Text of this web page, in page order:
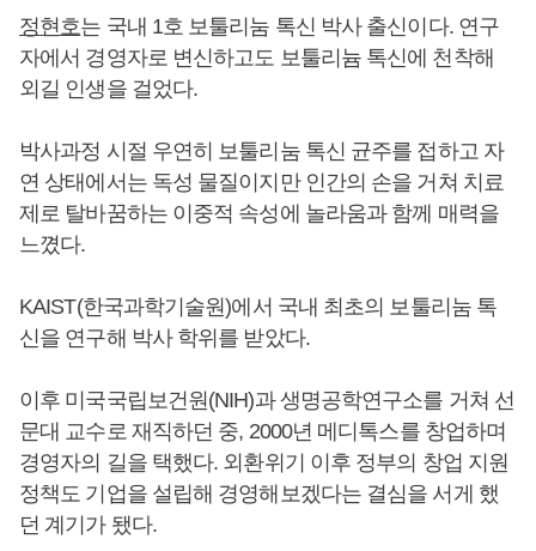
정현호는 국내 1호 보툴리눔 톡신 박사 출신이다. 연구
자에서 경영자로 변신하고도 보툴리늄 톡신에 천착해
외길 인생을 걸었다.
박사과정 시절 우연히 보툴리눔 톡신 균주를 접하고 자
연 상태에서는 독성 물질이지만 인간의 손을 거쳐 치료
제로 탈바꿈하는 이중적 속성에 놀라움과 함께 매력을
느꼈다.
KAIST(한국과학기술원)에서 국내 최초의 보툴리눔 톡
신을 연구해 박사 학위를 받았다.
이후 미국국립보건원(NIH)과 생명공학연구소를 거쳐 선
문대 교수로 재직하던 중, 2000년 메디톡스를 창업하며
경영자의 길을 택했다. 외환위기 이후 정부의 창업 지원
정책도 기업을 설립해 경영해보겠다는 결심을 서게 했
던 계기가 됐다.